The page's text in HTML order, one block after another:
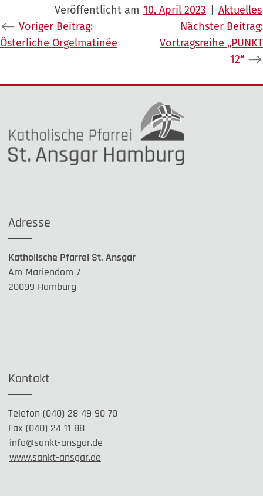
Veröffentlicht am 10. April 2023 Aktuelles
Beitragsnavigation
Voriger Beitrag:
Österliche Orgelmatinée
Nächster Beitrag:
Vortragsreihe „PUNKT
12“
Adresse
Katholische Pfarrei St. Ansgar
Am Mariendom 7
20099 Hamburg
Kontakt
Telefon (040) 28 49 90 70
Fax (040) 24 11 88
info@sankt-ansgar.de
www.sankt-ansgar.de